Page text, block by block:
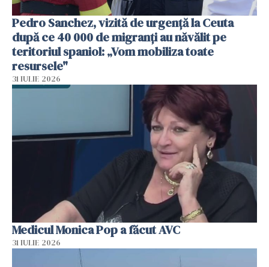
Pedro Sanchez, vizită de urgență la Ceuta
după ce 40 000 de migranți au năvălit pe
teritoriul spaniol: „Vom mobiliza toate
resursele"
31 IULIE 2026
Medicul Monica Pop a făcut AVC
31 IULIE 2026